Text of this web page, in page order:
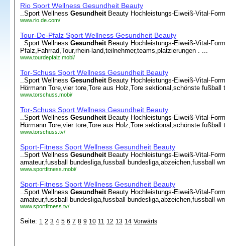
Rio Sport Wellness Gesundheit Beauty
..Sport Wellness GesundheitBeauty Hochleistungs-Eiweiß-Vital-
www.rio.de.com/
Tour-De-Pfalz Sport Wellness Gesundheit Beauty
..Sport Wellness GesundheitBeauty Hochleistungs-Eiweiß-Vital-
Pfalz,Fahrrad,Tour,rhein-land,teilnehmer,teams,platzierungen . ...
www.tourdepfalz.mobi/
Tor-Schuss Sport Wellness Gesundheit Beauty
..Sport Wellness GesundheitBeauty Hochleistungs-Eiweiß-Vital-
Hörmann Tore,vier tore,Tore aus Holz,Tore sektional,schönste
www.torschuss.mobi/
Tor-Schuss Sport Wellness Gesundheit Beauty
..Sport Wellness GesundheitBeauty Hochleistungs-Eiweiß-Vital-
Hörmann Tore,vier tore,Tore aus Holz,Tore sektional,schönste
www.torschuss.tv/
Sport-Fitness Sport Wellness Gesundheit Beauty
..Sport Wellness GesundheitBeauty Hochleistungs-Eiweiß-Vital-
amateur,fussball bundesliga,fussball bundesliga,abzeichen,fussball
www.sportfitness.mobi/
Sport-Fitness Sport Wellness Gesundheit Beauty
..Sport Wellness GesundheitBeauty Hochleistungs-Eiweiß-Vital-
amateur,fussball bundesliga,fussball bundesliga,abzeichen,fussball
www.sportfitness.tv/
Seite: 1 2 3 4 5 6 7 8 9 10 11 12 13 14 Vorwärts